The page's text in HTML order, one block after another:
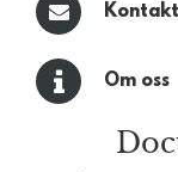
Om oss